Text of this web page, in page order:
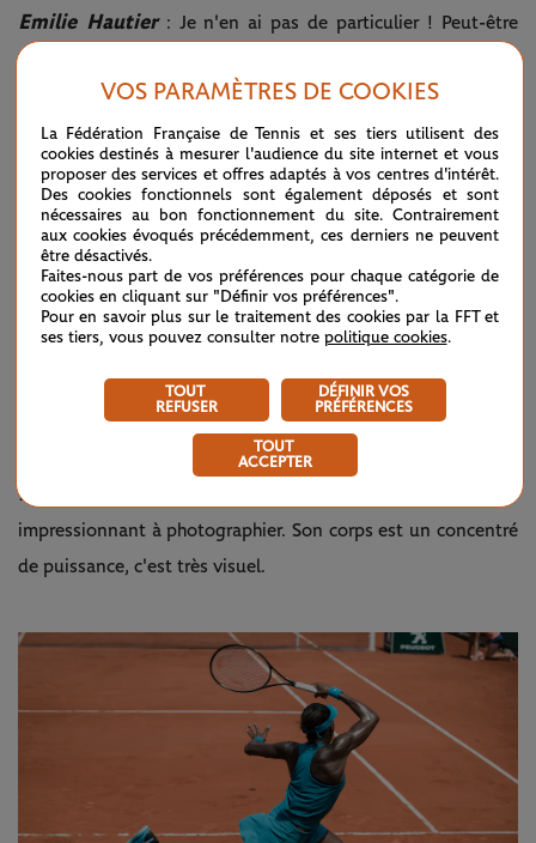
Emilie Hautier : Je n'en ai pas de particulier ! Peut-être
suivre très régulièrement les réseaux sociaux pour voir les
publications sur le tournoi !
Quel est ton spot favori dans l'enceinte du stade
Roland-Garros ?
Emilie Hautier: L'Orangerie du jardin des Serres, avec son
architecture 1900 et ses pierres meulières ! En plus c'est un
espace "hospitalités", ça me concerne pour mes missions
photos. J'aime aussi beaucoup le court Philippe-Chatrier, le
béton, les croix de St André et son côté "Art Déco".
Qui est ta joueuse / ton joueur préféré(e) ?
Emilie Hautier
: Rafael Nadal, c'est vraiment le plus
impressionnant à photographier. Son corps est un concentré
de puissance, c'est très visuel.
VOS PARAMÈTRES DE COOKIES
La Fédération Française de Tennis et ses tiers utilisent des
cookies destinés à mesurer l'audience du site internet et vous
proposer des services et offres adaptés à vos centres d'intérêt.
Des cookies fonctionnels sont également déposés et sont
nécessaires au bon fonctionnement du site. Contrairement
aux cookies évoqués précédemment, ces derniers ne peuvent
être désactivés.
Faites-nous part de vos préférences pour chaque catégorie de
cookies en cliquant sur "Définir vos préférences".
Pour en savoir plus sur le traitement des cookies par la FFT et
ses tiers, vous pouvez consulter notre politique cookies.
TOUT
REFUSER
DÉFINIR VOS
PRÉFÉRENCES
TOUT
ACCEPTER